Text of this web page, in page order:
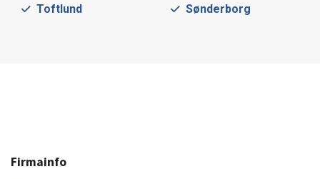
Toftlund
Sønderborg
Firmainfo